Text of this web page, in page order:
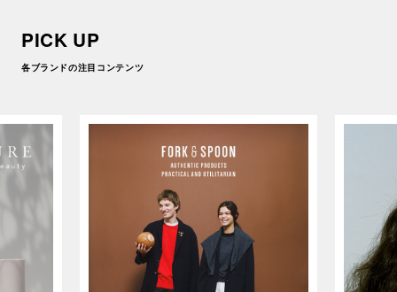
PICK UP
各ブランドの注目コンテンツ